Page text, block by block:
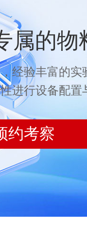
属的物
经验丰富的实
进行设备配置
约考察